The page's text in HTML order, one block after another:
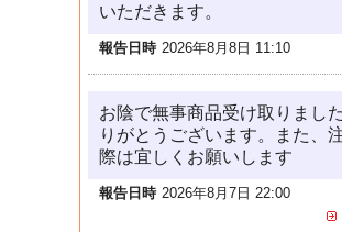
いただきます。
報告日時 2026年8月8日 11:10
お陰で無事商品受け取りまし
りがとうございます。また、
際は宜しくお願いします
報告日時 2026年8月7日 22:00